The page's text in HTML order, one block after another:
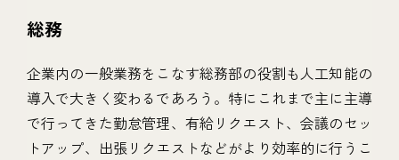
総務
企業内の一般業務をこなす総務部の役割も人工知能の
導入で大きく変わるであろう。特にこれまで主に主導
で行ってきた勤怠管理、有給リクエスト、会議のセッ
トアップ、出張リクエストなどがより効率的に行うこ